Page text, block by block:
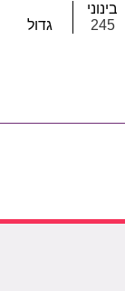
בינוני
245
גדול